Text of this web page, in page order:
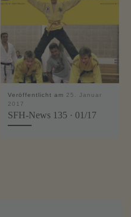
Veröffentlicht am 25. Januar
2017
SFH-News 135 · 01/17